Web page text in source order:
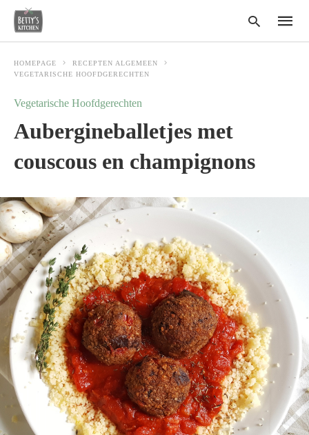
HOMEPAGE
RECEPTEN ALGEMEEN
VEGETARISCHE HOOFDGERECHTEN
Vegetarische Hoofdgerechten
Aubergineballetjes met
couscous en champignons